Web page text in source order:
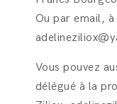
Ou par email, à
Vous pouvez
délégué à la